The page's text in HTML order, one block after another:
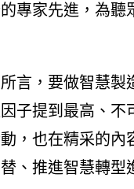
專家先進，為
言，要做智慧
子提到最高、
，也在精采的
、推進智慧轉型